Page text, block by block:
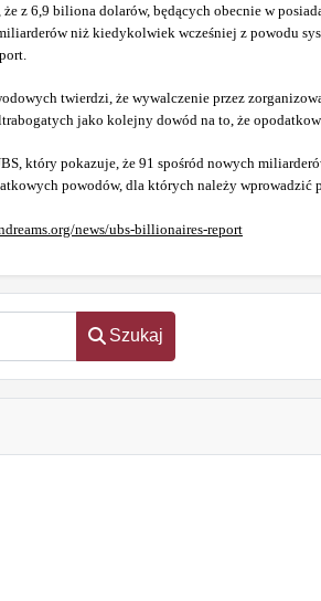
Szukaj
z 6,9 biliona dolarów, będących obecnie w
niż kiedykolwiek wcześniej z powodu
twierdzi, że wywalczenie przez
jako kolejny dowód na to, że
który pokazuje, że 91 spośród nowych
powodów, dla których należy wprowadzić
news/ubs-billionaires-report